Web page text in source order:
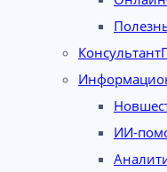
ИИ-